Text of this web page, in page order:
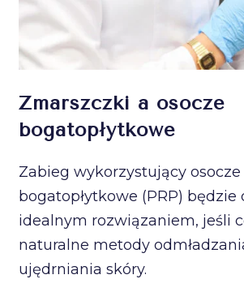
Zmarszczki a osocze
bogatopłytkowe
Zabieg wykorzystujący osocze
bogatopłytkowe (PRP) będzie
idealnym rozwiązaniem, jeśli
naturalne metody
ujędrniania skóry.